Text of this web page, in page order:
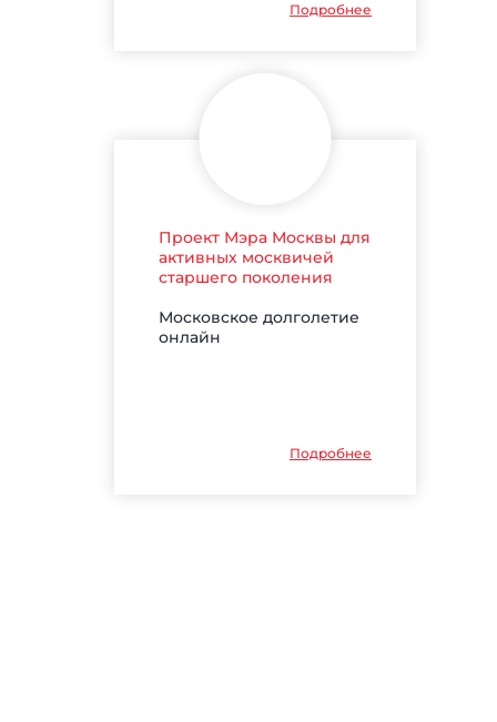
Подробнее
Проект Мэра Москвы для
активных москвичей
старшего поколения
Московское долголетие
онлайн
Подробнее